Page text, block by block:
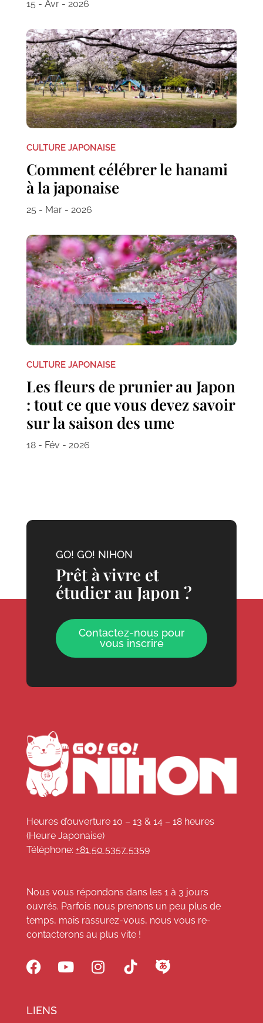
15 - Avr - 2026
CULTURE JAPONAISE
Comment célébrer le hanami
à la japonaise
25 - Mar - 2026
CULTURE JAPONAISE
Les fleurs de prunier au Japon
: tout ce que vous devez savoir
sur la saison des ume
18 - Fév - 2026
GO! GO! NIHON
Prêt à vivre et
étudier au Japon ?
Contactez-nous pour
vous inscrire
Heures d’ouverture 10 – 13 & 14 – 18 heures
(Heure Japonaise)
Téléphone: +81 50 5357 5359
Nous vous répondons dans les 1 à 3 jours
ouvrés. Parfois nous prenons un peu plus de
temps, mais rassurez-vous, nous vous re-
contacterons au plus vite !
LIENS